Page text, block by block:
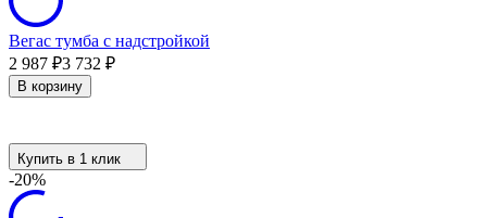
Вегас тумба с надстройкой
2 987 ₽3 732 ₽
В корзину
Купить в 1 клик
-20%